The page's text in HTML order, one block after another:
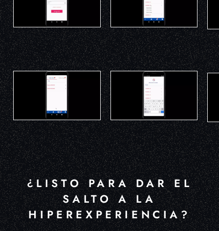
¿LISTO PARA DAR EL
SALTO A LA
HIPEREXPERIENCIA?